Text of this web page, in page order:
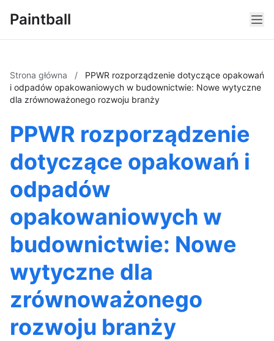
Paintball
Strona główna /
PPWR rozporządzenie dotyczące opakowań
i odpadów opakowaniowych w budownictwie: Nowe wytyczne
dla zrównoważonego rozwoju branży
PPWR rozporządzenie
dotyczące opakowań i
odpadów
opakowaniowych w
budownictwie: Nowe
wytyczne dla
zrównoważonego
rozwoju branży